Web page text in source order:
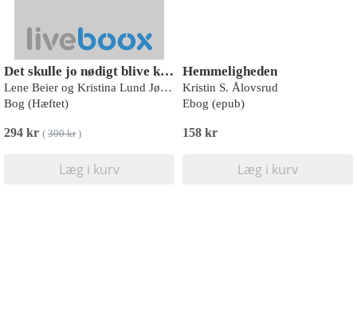
Det skulle jo nødigt blive kedeligt
Lene Beier og Kristina Lund Jørgensen
Bog (Hæftet)
294 kr ( 300 kr)
Læg i kurv
Hemmeligheden
Kristin S. Ålovsrud
Ebog (epub)
158 kr
Læg i kurv